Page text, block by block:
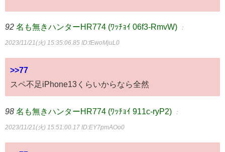
92 名も無きハンターHR774 (ﾜｯﾁｮｲ 06f3-RmvW) ：
2023/11/21(火) 15:35:06.85 ID:fEwoMjuL0
>>77
スペ不足iPhone13くらいからなら全然
98 名も無きハンターHR774 (ﾜｯﾁｮｲ 911c-ryP2) ：
2023/11/21(火) 15:51:00.17 ID:EY7pmAOo0